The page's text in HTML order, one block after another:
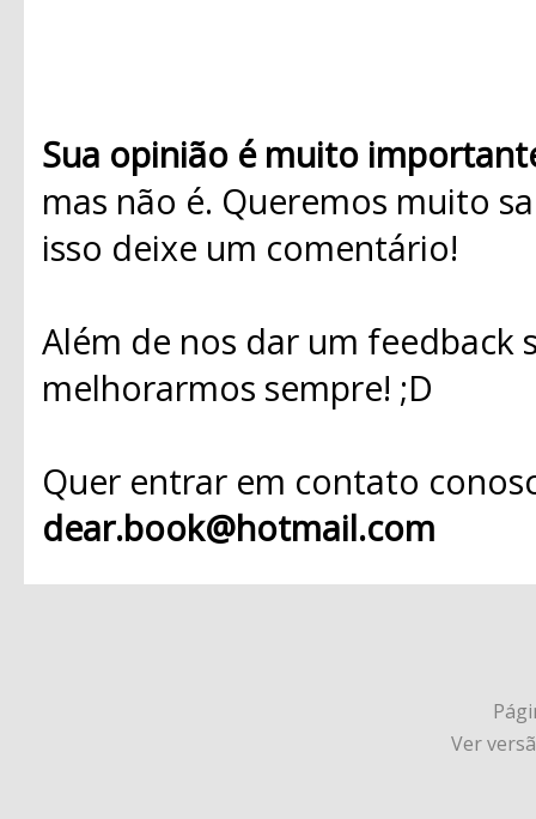
Sua opinião é muito
mas não é. Queremos muito
isso deixe um comentário!
Além de nos dar um
melhorarmos sempre! ;D
Quer entrar em contato
dear.book@hotmail.com
Ver